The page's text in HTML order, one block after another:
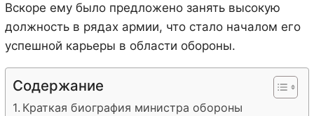
Вскоре ему было предложено занять высокую
должность в рядах армии, что стало началом его
успешной карьеры в области обороны.
Содержание
Краткая биография министра обороны